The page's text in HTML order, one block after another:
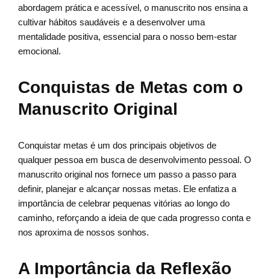
abordagem prática e acessível, o manuscrito nos ensina a
cultivar hábitos saudáveis e a desenvolver uma
mentalidade positiva, essencial para o nosso bem-estar
emocional.
Conquistas de Metas com o
Manuscrito Original
Conquistar metas é um dos principais objetivos de
qualquer pessoa em busca de desenvolvimento pessoal. O
manuscrito original nos fornece um passo a passo para
definir, planejar e alcançar nossas metas. Ele enfatiza a
importância de celebrar pequenas vitórias ao longo do
caminho, reforçando a ideia de que cada progresso conta e
nos aproxima de nossos sonhos.
A Importância da Reflexão